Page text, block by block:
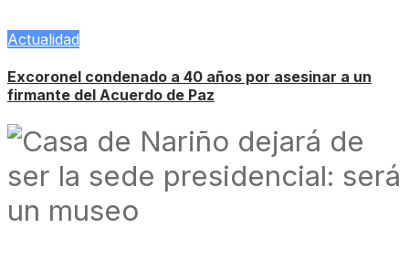
Actualidad
Excoronel condenado a 40 años por asesinar a un
firmante del Acuerdo de Paz